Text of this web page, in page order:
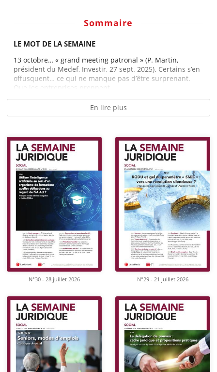
Sommaire
LE MOT DE LA SEMAINE
13 octobre… « grand meeting patronal » (P. Martin,
président du Medef, Investir, 27 sept. 2025). Certains s’en
offusquent… ce qui ne manque pas d’être surprenant.
Que les entreprises prennent...
En lire plus
N°30 - 28 juillet 2026 N°29 - 21 juillet 2026